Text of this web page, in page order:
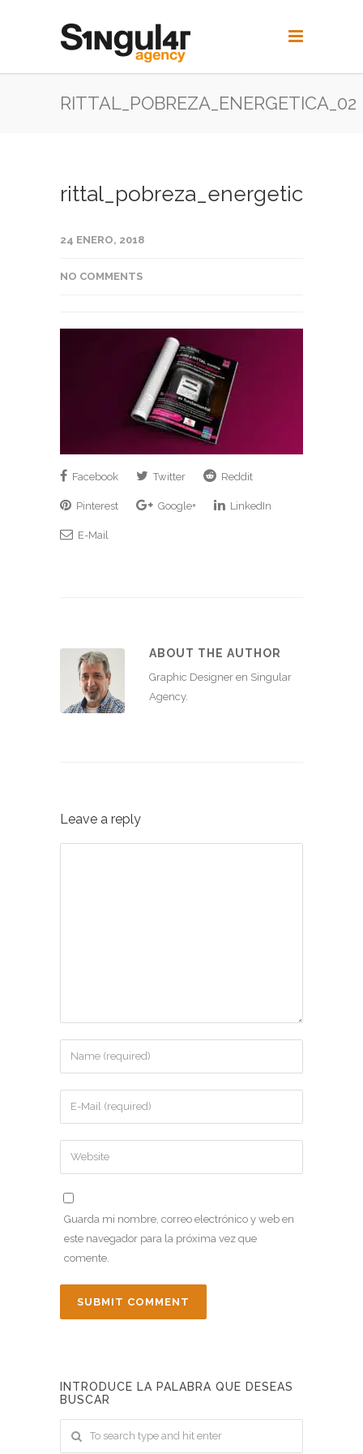
RITTAL_POBREZA_ENERGETICA_02
rittal_pobreza_energetica_02
24 ENERO, 2018
NO COMMENTS
Facebook Twitter Reddit
Pinterest Google+ LinkedIn
E-Mail
ABOUT THE AUTHOR
Graphic Designer en Singular
Agency.
Leave a reply
Guarda mi nombre, correo electrónico y web en
este navegador para la próxima vez que
comente.
INTRODUCE LA PALABRA QUE DESEAS
BUSCAR